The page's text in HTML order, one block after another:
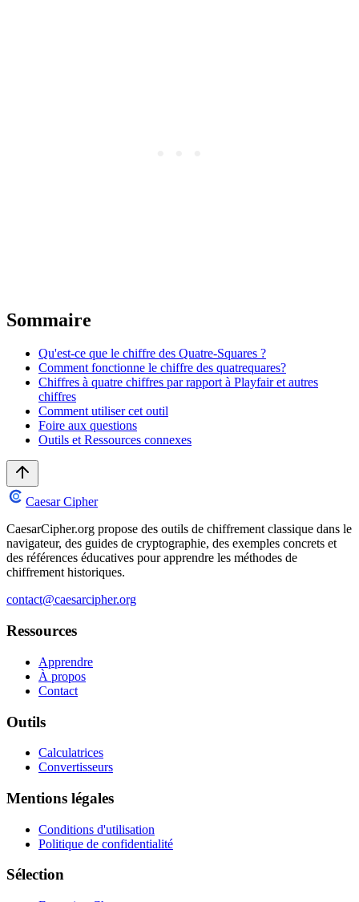
Sommaire
Qu'est-ce que le chiffre des Quatre-Squares ?
Comment fonctionne le chiffre des quatrequares?
Chiffres à quatre chiffres par rapport à Playfair et autres
chiffres
Comment utiliser cet outil
Foire aux questions
Outils et Ressources connexes
Caesar Cipher
CaesarCipher.org propose des outils de chiffrement classique dans le
navigateur, des guides de cryptographie, des exemples concrets et
des références éducatives pour apprendre les méthodes de
chiffrement historiques.
contact@caesarcipher.org
Ressources
Apprendre
À propos
Contact
Outils
Calculatrices
Convertisseurs
Mentions légales
Conditions d'utilisation
Politique de confidentialité
Sélection